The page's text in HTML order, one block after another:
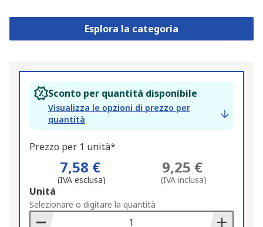
Esplora la categoria
Sconto per quantità disponibile
Visualizza le opzioni di prezzo per
quantità
Prezzo per 1 unità*
7,58 €
(IVA esclusa)
9,25 €
(IVA inclusa)
Add
to
Basket
Unità
Selezionare o digitare la quantità